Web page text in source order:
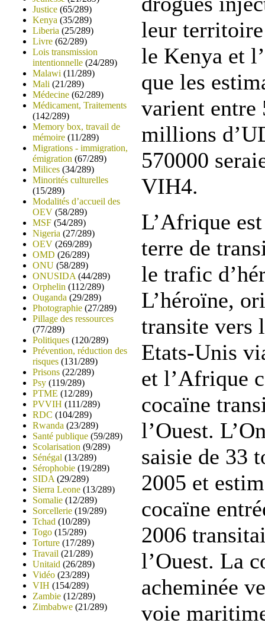
Justice (65/289)
Kenya (35/289)
Liberia (25/289)
Livre (62/289)
Lois transmission
intentionnelle (24/289)
Malawi (11/289)
Mali (21/289)
Médecine (62/289)
Médicament, Traitements
(142/289)
Memory box, travail de
mémoire (11/289)
Migrations - immigration,
émigration (67/289)
Milices (34/289)
Minorités culturelles
(15/289)
Modalités d’accueil des
OEV (58/289)
MSF (54/289)
Nigeria (27/289)
OEV (269/289)
OMD (26/289)
ONU (58/289)
ONUSIDA (44/289)
Orphelin (112/289)
Ouganda (29/289)
Photographie (27/289)
Pillage des ressources
(77/289)
Politiques (120/289)
Prévention, réduction des
risques (131/289)
Prisons (22/289)
Psy (119/289)
PTME (12/289)
PVVIH (111/289)
RDC (104/289)
Rwanda (23/289)
Santé publique (59/289)
Scolarisation (9/289)
Sénégal (13/289)
Sérophobie (19/289)
SIDA (29/289)
Sierra Leone (13/289)
Somalie (12/289)
Sorcellerie (19/289)
Tchad (10/289)
Togo (15/289)
Torture (17/289)
Travail (21/289)
Unitaid (26/289)
Vidéo (23/289)
VIH (154/289)
Zambie (12/289)
Zimbabwe (21/289)
leur
le Kenya et
que les
varient entre
millions
570000
VIH4.
L’Afrique
terre de
le trafic
L’héroïne,
transite vers
Etats-Unis
et l’Afrique
cocaïne
l’Ouest.
saisie de 33
2005 et
cocaïne
2006
l’Ouest. La
acheminée
voie